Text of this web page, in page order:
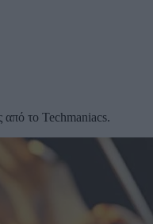
από το Techmaniacs.